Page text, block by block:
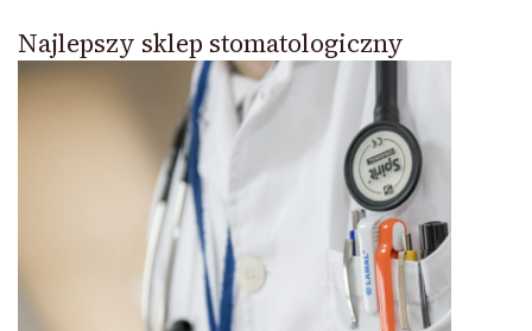
Najlepszy sklep stomatologiczny